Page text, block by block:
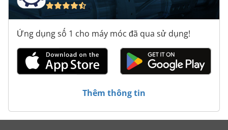
Ứng dụng số 1 cho máy móc đã qua sử dụng!
Thêm thông tin